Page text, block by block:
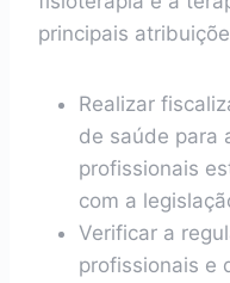
principais
Realizar
de saúde para
profissionais
com a
Verificar a
profissionais e